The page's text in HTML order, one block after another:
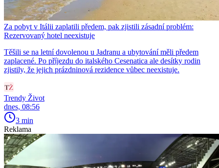
Za pobyt v Itálii zaplatili předem, pak zjistili zásadní problém:
Rezervovaný hotel neexistuje
Těšili se na letní dovolenou u Jadranu a ubytování měli předem
zaplacené. Po příjezdu do italského Cesenatica ale desítky rodin
zjistily, že jejich prázdninová rezidence vůbec neexistuje.
Trendy Život
dnes, 08:56
3 min
Reklama